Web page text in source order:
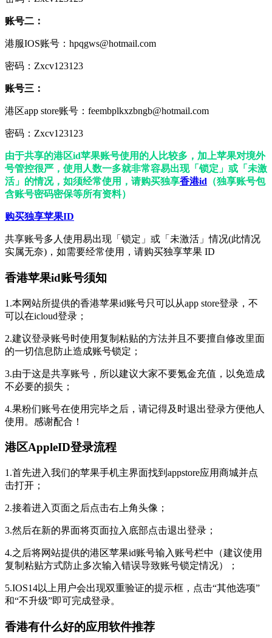
账号二：
港服IOS账号：hpqgws@hotmail.com
密码：Zxcv123123
账号三：
港区app store账号：feembplkxzbngb@hotmail.com
密码：Zxcv123123
由于共享的港区id苹果账号使用的人比较多，加上苹果对境外
号管控很严，使用人数一多就非常容易出现「锁定」或「未激
活」的情况，如须经常使用，请购买独享香港id （独享账号包
含账号密码密保等所有资料）
购买独享苹果ID
共享账号多人使用易出现「锁定」或「未激活」情况(此情况
实属无奈)，如需要经常使用，请购买独享苹果 ID
香港苹果id账号须知
1.本网站所提供的香港苹果id账号只可以从app store登录，不
可以在icloud登录；
2.建议登录账号时使用复制粘贴的方法并且不要擅自修改里面
的一切信息防止造成账号锁定；
3.由于这是共享账号，所以建议大家不要氪金充值，以免造成
不必要的损失；
4.果粉们账号在使用完毕之后，请记得及时退出登录方便他人
使用。感谢配合！
港区AppleID登录流程
1.首先进入我们的苹果手机主界面找到appstore应用商城并点
击打开；
2.接着进入页面之后点击右上角头像；
3.然后在新的界面将页面拉入底部点击退出登录；
4.之后将网站提供的港区苹果id账号输入账号栏中（建议使用
复制粘贴方式防止多次输入错误导致账号锁定情况）；
5.IOS14以上用户会出现双重验证的提示框，点击“其他选项”
和“不升级”即可完成登录。
香港有什么好的应用软件推荐